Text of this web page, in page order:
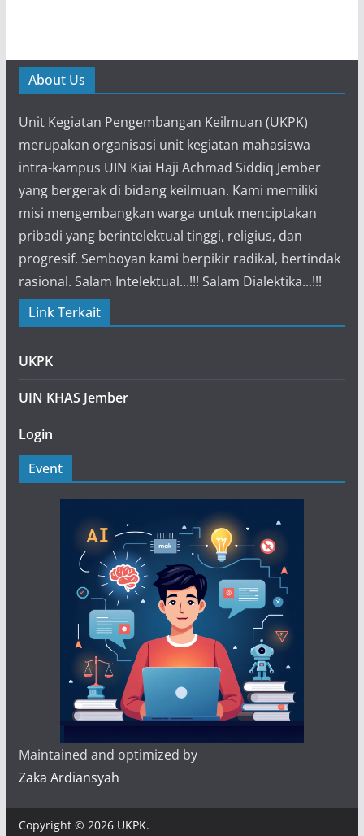
About Us
Unit Kegiatan Pengembangan Keilmuan (UKPK)
merupakan organisasi unit kegiatan mahasiswa
intra-kampus UIN Kiai Haji Achmad Siddiq Jember
yang bergerak di bidang keilmuan. Kami memiliki
misi mengembangkan warga untuk menciptakan
pribadi yang berintelektual tinggi, religius, dan
progresif. Semboyan kami berpikir radikal, bertindak
rasional. Salam Intelektual...!!! Salam Dialektika...!!!
Link Terkait
UKPK
UIN KHAS Jember
Login
Event
Maintained and optimized by
Zaka Ardiansyah
Copyright © 2026 UKPK.